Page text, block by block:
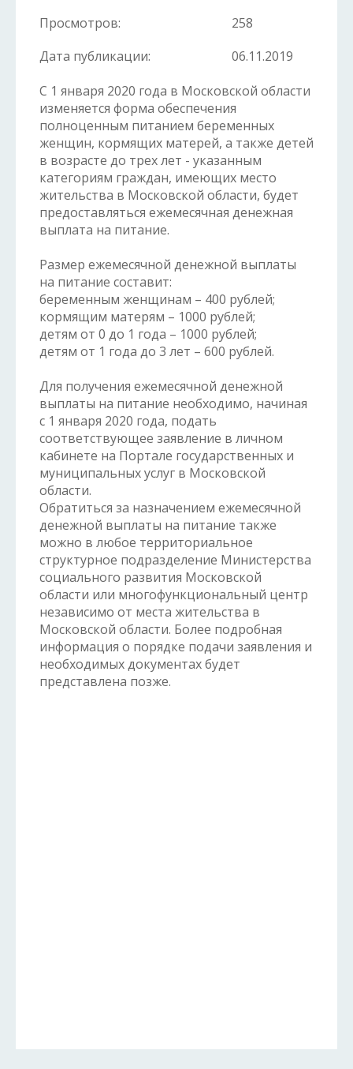
Просмотров:
258
Дата публикации:
06.11.2019
С 1 января 2020 года в Московской области
изменяется форма обеспечения
полноценным питанием беременных
женщин, кормящих матерей, а также детей
в возрасте до трех лет - указанным
категориям граждан, имеющих место
жительства в Московской области, будет
предоставляться ежемесячная денежная
выплата на питание.
Размер ежемесячной денежной выплаты
на питание составит:
беременным женщинам – 400 рублей;
кормящим матерям – 1000 рублей;
детям от 0 до 1 года – 1000 рублей;
детям от 1 года до 3 лет – 600 рублей.
Для получения ежемесячной денежной
выплаты на питание необходимо, начиная
с 1 января 2020 года, подать
соответствующее заявление в личном
кабинете на Портале государственных и
муниципальных услуг в Московской
области.
Обратиться за назначением ежемесячной
денежной выплаты на питание также
можно в любое территориальное
структурное подразделение Министерства
социального развития Московской
области или многофункциональный центр
независимо от места жительства в
Московской области. Более подробная
информация о порядке подачи заявления и
необходимых документах будет
представлена позже.